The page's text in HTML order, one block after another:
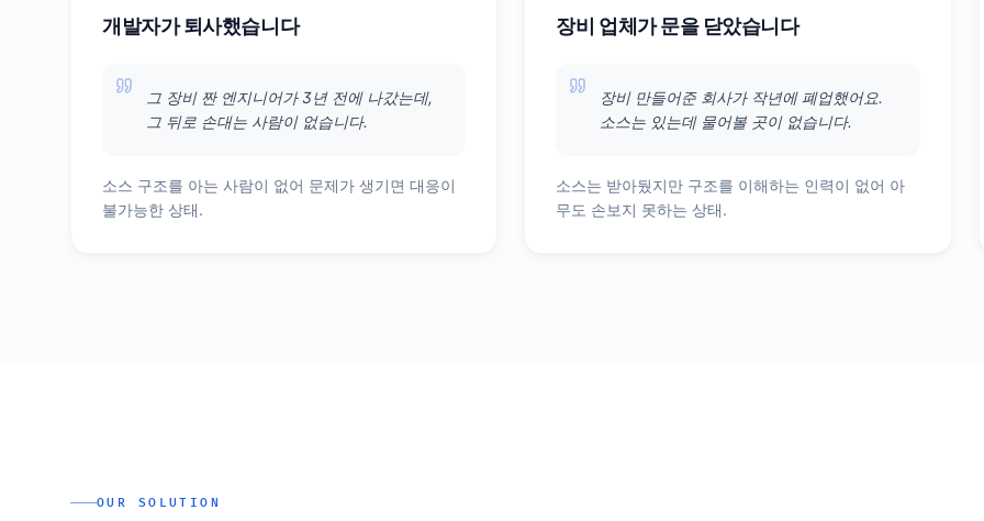
개발자가 퇴사했습니다
그 장비 짠 엔지니어가 3년 전에 나갔는데,
그 뒤로 손대는 사람이 없습니다.
소스 구조를 아는 사람이 없어 문제가 생기면 대응이
불가능한 상태.
장비 업체가 문을 닫았습니다
장비 만들어준 회사가 작년에 폐업했어요.
소스는 있는데 물어볼 곳이 없습니다.
소스는 받아뒀지만 구조를 이해하는 인력이 없어 아
무도 손보지 못하는 상태.
OUR SOLUTION